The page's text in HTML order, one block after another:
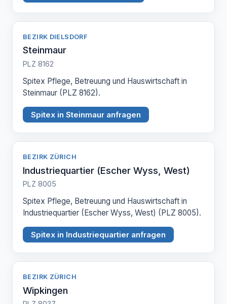
BEZIRK DIELSDORF
Steinmaur
PLZ 8162
Spitex Pflege, Betreuung und Hauswirtschaft in
Steinmaur (PLZ 8162).
Spitex in Steinmaur anfragen
BEZIRK ZÜRICH
Industriequartier (Escher Wyss, West)
PLZ 8005
Spitex Pflege, Betreuung und Hauswirtschaft in
Industriequartier (Escher Wyss, West) (PLZ 8005).
Spitex in Industriequartier anfragen
BEZIRK ZÜRICH
Wipkingen